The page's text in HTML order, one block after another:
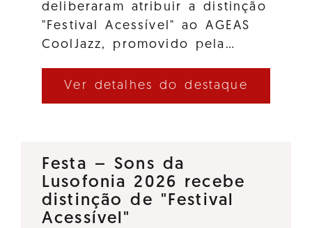
deliberaram atribuir a distinção
"Festival Acessível" ao AGEAS
CoolJazz, promovido pela…
Ver detalhes do destaque
Festa – Sons da
Lusofonia 2026 recebe
distinção de "Festival
Acessível"